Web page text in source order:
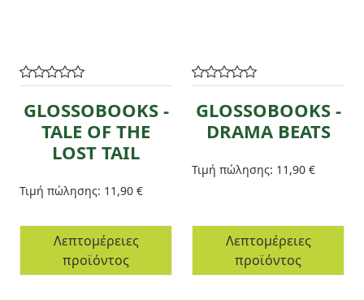
GLOSSOBOOKS -
TALE OF THE
LOST TAIL
Τιμή πώλησης: 11,90 €
Λεπτομέρειες
προϊόντος
GLOSSOBOOKS -
DRAMA BEATS
Τιμή πώλησης: 11,90 €
Λεπτομέρειες
προϊόντος